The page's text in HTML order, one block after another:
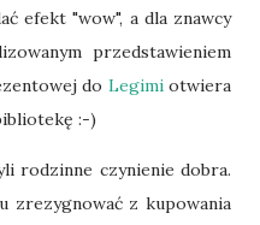
efekt "wow", a dla znawcy
przedstawieniem
do Legimiotwiera
:-)
rodzinne czynienie dobra.
zrezygnować z kupowania